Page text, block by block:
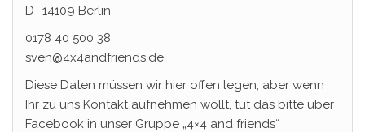
D- 14109 Berlin
0178 40 500 38
sven@4x4andfriends.de
Diese Daten müssen wir hier offen legen, aber wenn
Ihr zu uns Kontakt aufnehmen wollt, tut das bitte über
Facebook in unser Gruppe „4×4 and friends“